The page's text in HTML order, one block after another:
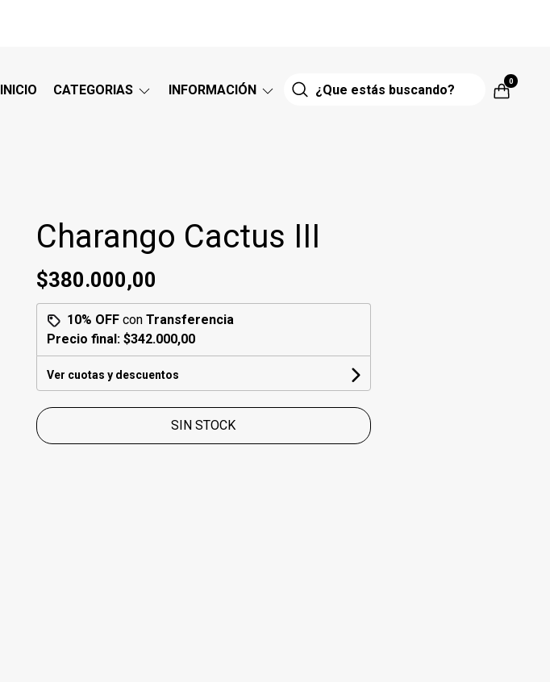
INICIO CATEGORIAS INFORMACIÓN
0
Charango Cactus III
$380.000,00
10% OFFcon Transferencia
Precio final: $342.000,00
Ver cuotas y descuentos
SIN STOCK